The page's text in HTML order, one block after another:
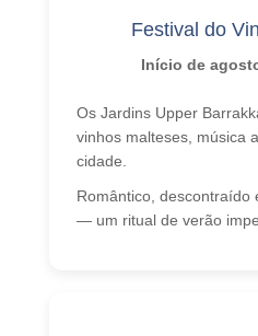
Festival do
Início de
Os Jardins Upper
vinhos malteses, música
cidade.
Romântico, descontraído
— um ritual de verão